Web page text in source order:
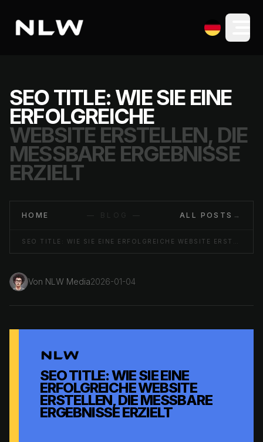
SEO TITLE: WIE SIE EINE
ERFOLGREICHE
WEBSITE ERSTELLEN, DIE
MESSBARE ERGEBNISSE
ERZIELT
HOME — BLOG — ALL POSTS →
Von NLW Media2026-01-04
SEO TITLE: WIE SIE EINE
ERFOLGREICHE WEBSITE
ERSTELLEN, DIE MESSBARE
ERGEBNISSE ERZIELT